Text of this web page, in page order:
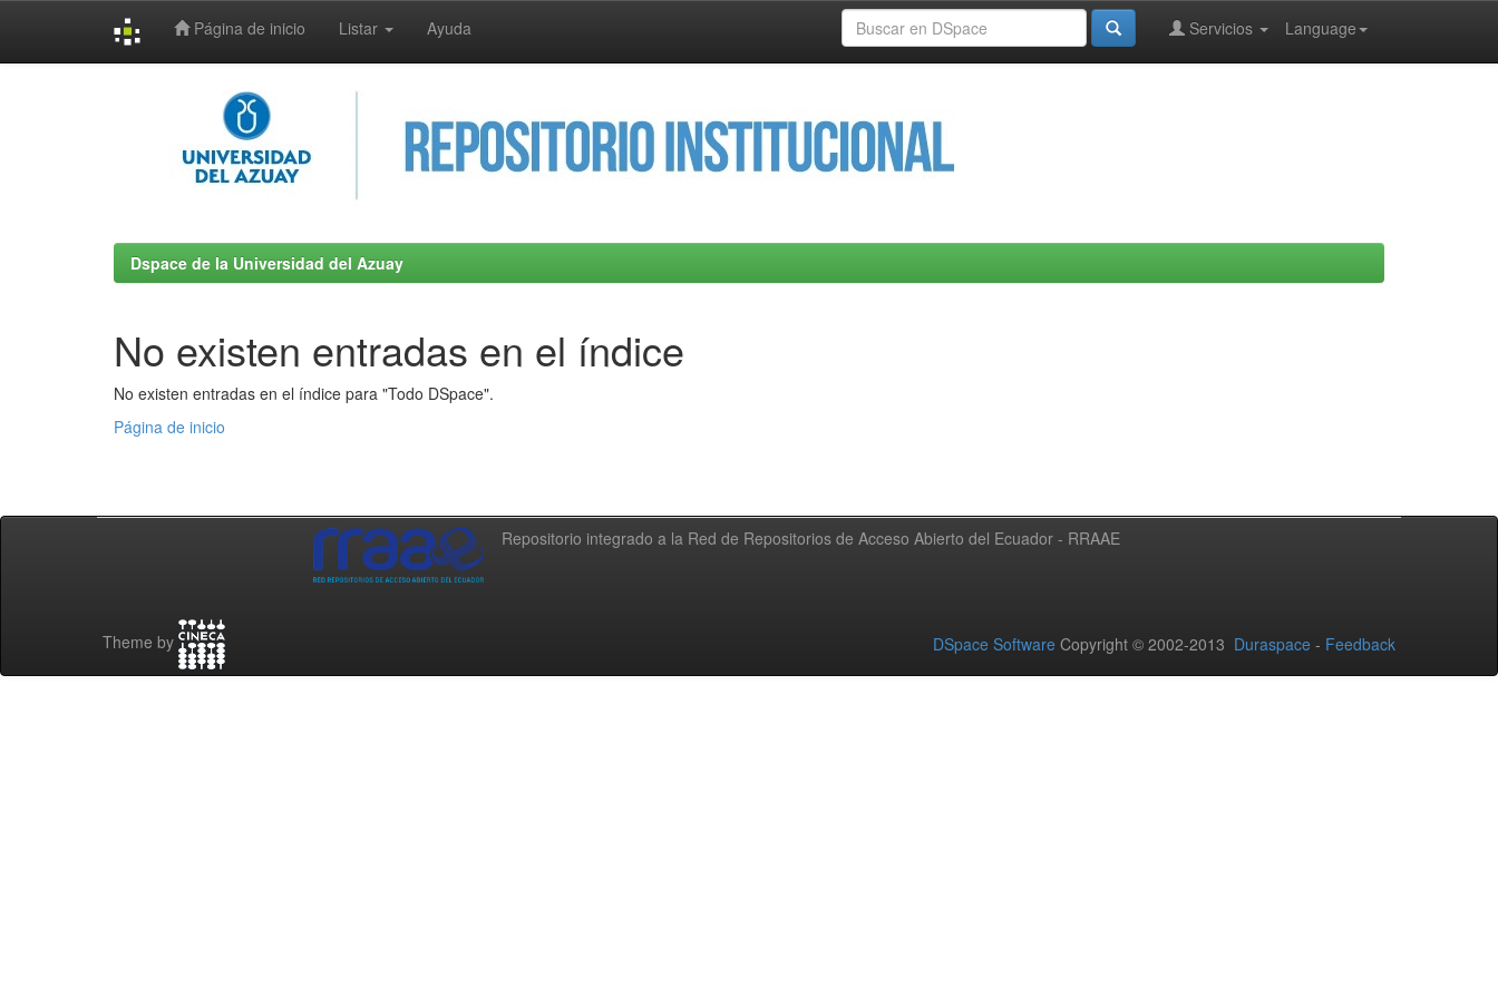
Página de inicio Listar Ayuda Language
Servicios
Dspace de la Universidad del Azuay
No existen entradas en el índice
No existen entradas en el índice para "Todo DSpace".
Página de inicio
Repositorio integrado a la Red de Repositorios de Acceso Abierto del Ecuador - RRAAE
Theme by DSpace Software Copyright © 2002-2013 Duraspace - Feedback